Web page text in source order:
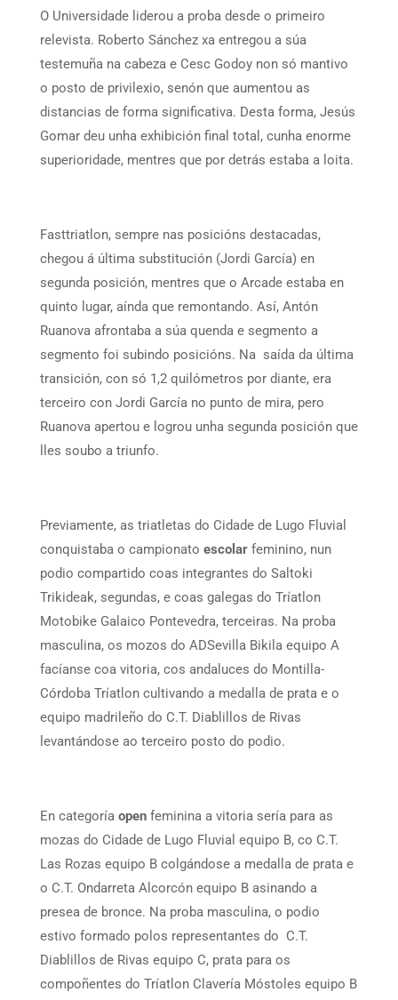
O Universidade liderou a proba desde o primeiro
relevista. Roberto Sánchez xa entregou a súa
testemuña na cabeza e Cesc Godoy non só mantivo
o posto de privilexio, senón que aumentou as
distancias de forma significativa. Desta forma, Jesús
Gomar deu unha exhibición final total, cunha enorme
superioridade, mentres que por detrás estaba a loita.
Fasttriatlon, sempre nas posicións destacadas,
chegou á última substitución (Jordi García) en
segunda posición, mentres que o Arcade estaba en
quinto lugar, aínda que remontando. Así, Antón
Ruanova afrontaba a súa quenda e segmento a
segmento foi subindo posicións. Na saída da última
transición, con só 1,2 quilómetros por diante, era
terceiro con Jordi García no punto de mira, pero
Ruanova apertou e logrou unha segunda posición que
lles soubo a triunfo.
Previamente, as triatletas do Cidade de Lugo Fluvial
conquistaba o campionato escolar feminino, nun
podio compartido coas integrantes do Saltoki
Trikideak, segundas, e coas galegas do Tríatlon
Motobike Galaico Pontevedra, terceiras. Na proba
masculina, os mozos do ADSevilla Bikila equipo A
facíanse coa vitoria, cos andaluces do Montilla-
Córdoba Tríatlon cultivando a medalla de prata e o
equipo madrileño do C.T. Diablillos de Rivas
levantándose ao terceiro posto do podio.
En categoría open feminina a vitoria sería para as
mozas do Cidade de Lugo Fluvial equipo B, co C.T.
Las Rozas equipo B colgándose a medalla de prata e
o C.T. Ondarreta Alcorcón equipo B asinando a
presea de bronce. Na proba masculina, o podio
estivo formado polos representantes do C.T.
Diablillos de Rivas equipo C, prata para os
compoñentes do Tríatlon Clavería Móstoles equipo B